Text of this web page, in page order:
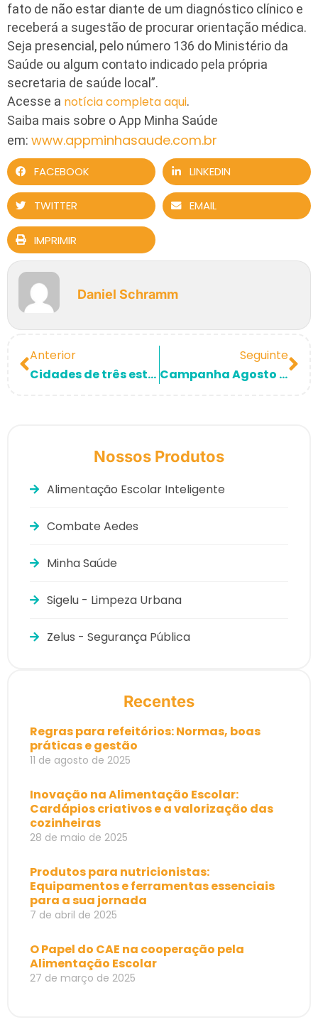
fato de não estar diante de um diagnóstico clínico e
receberá a sugestão de procurar orientação médica.
Seja presencial, pelo número 136 do Ministério da
Saúde ou algum contato indicado pela própria
secretaria de saúde local”.
Acesse a notícia completa aqui.
Saiba mais sobre o App Minha Saúde
em: www.appminhasaude.com.br
FACEBOOK LINKEDIN
TWITTER EMAIL
IMPRIMIR
Daniel Schramm
Anterior
Cidades de três estados usam aplicativo para monitorar covid-19
Seguinte
Campanha Agosto Lilás, para o fim da violência contra a mulher
Nossos Produtos
Alimentação Escolar Inteligente
Combate Aedes
Minha Saúde
Sigelu - Limpeza Urbana
Zelus - Segurança Pública
Recentes
Regras para refeitórios: Normas, boas
práticas e gestão
11 de agosto de 2025
Inovação na Alimentação Escolar:
Cardápios criativos e a valorização das
cozinheiras
28 de maio de 2025
Produtos para nutricionistas:
Equipamentos e ferramentas essenciais
para a sua jornada
7 de abril de 2025
O Papel do CAE na cooperação pela
Alimentação Escolar
27 de março de 2025